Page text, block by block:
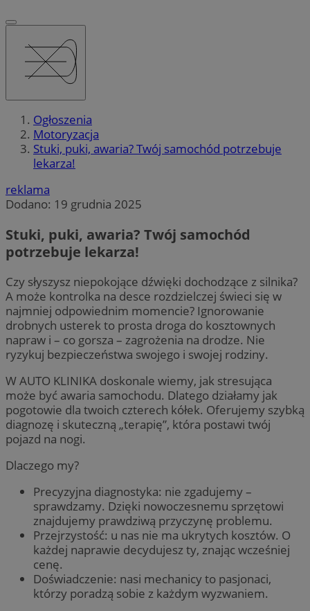
Ogłoszenia
Motoryzacja
Stuki, puki, awaria? Twój samochód potrzebuje
lekarza!
reklama
Dodano: 19 grudnia 2025
Stuki, puki, awaria? Twój samochód
potrzebuje lekarza!
Czy słyszysz niepokojące dźwięki dochodzące z silnika?
A może kontrolka na desce rozdzielczej świeci się w
najmniej odpowiednim momencie? Ignorowanie
drobnych usterek to prosta droga do kosztownych
napraw i – co gorsza – zagrożenia na drodze. Nie
ryzykuj bezpieczeństwa swojego i swojej rodziny.
W AUTO KLINIKA doskonale wiemy, jak stresująca
może być awaria samochodu. Dlatego działamy jak
pogotowie dla twoich czterech kółek. Oferujemy szybką
diagnozę i skuteczną „terapię”, która postawi twój
pojazd na nogi.
Dlaczego my?
Precyzyjna diagnostyka: nie zgadujemy –
sprawdzamy. Dzięki nowoczesnemu sprzętowi
znajdujemy prawdziwą przyczynę problemu.
Przejrzystość: u nas nie ma ukrytych kosztów. O
każdej naprawie decydujesz ty, znając wcześniej
cenę.
Doświadczenie: nasi mechanicy to pasjonaci,
którzy poradzą sobie z każdym wyzwaniem.